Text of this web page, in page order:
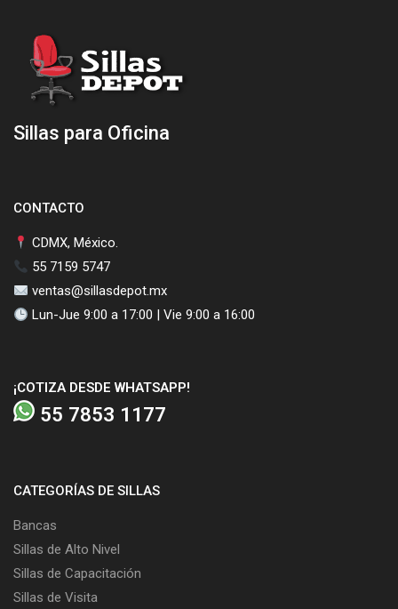
Sillas para Oficina
CONTACTO
CDMX, México.
55 7159 5747
ventas@sillasdepot.mx
Lun-Jue 9:00 a 17:00 | Vie 9:00 a 16:00
¡COTIZA DESDE WHATSAPP!
55 7853 1177
CATEGORÍAS DE SILLAS
Bancas
Sillas de Alto Nivel
Sillas de Capacitación
Sillas de Visita